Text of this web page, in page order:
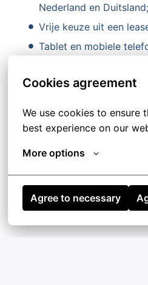
Cookies agreement
We use cookies to ensure
best experience on our
More options
Agree to necessary
Nederland en Duitsland;
Vrije keuze uit een
Tablet en mobiele
Herken jij jezelf in deze rol
onze recruiter.
Bel, WhatsApp of e-mail
82 53of